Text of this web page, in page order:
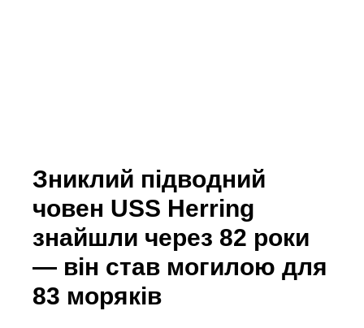
Зниклий підводний
човен USS Herring
знайшли через 82 роки
— він став могилою для
83 моряків